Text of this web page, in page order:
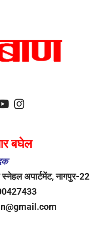
बघेल
अपार्टमेंट, नागपुर-22